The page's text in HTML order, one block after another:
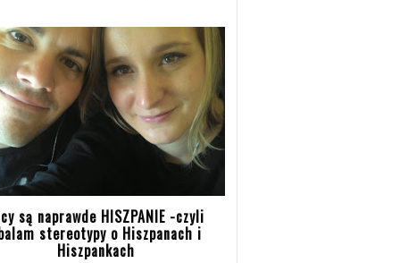
są naprawde HISZPANIE -czyli
stereotypy o Hiszpanach i
Hiszpankach